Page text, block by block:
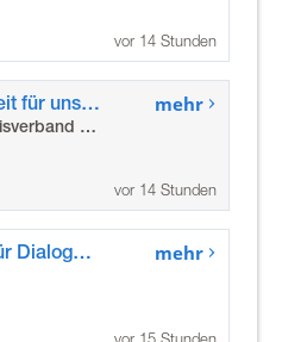
vor 14 Stunden
Verwaltungskraft (m/w/d) in Teilzeit für unser Seniorenzentrum in Gößweinstein
Bayerisches Rotes Kreuz, KdöR, Kreisverband Forchheim
mehr
vor 14 Stunden
Ausbildung: Kaufmann (m/w/d) für Dialogmarketing mehr